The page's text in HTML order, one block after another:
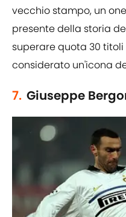
vecchio stampo, un
presente della storia
superare quota 30
considerato un'icona
7. Giuseppe